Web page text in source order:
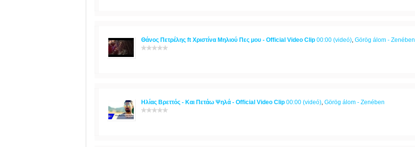
Θάνος Πετρέλης ft Χριστίνα Μηλιού Πες μου - Official Video Clip 00:00 (videó), Görög álom - Zenében
Ηλίας Βρεττός - Kαι Πετάω Ψηλά - Official Video Clip 00:00 (videó), Görög álom - Zenében